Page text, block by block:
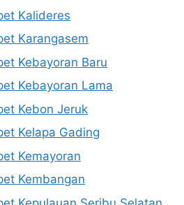
Kalideres
Karangasem
Kebayoran Baru
Kebayoran Lama
Kebon Jeruk
Kelapa Gading
Kemayoran
Kembangan